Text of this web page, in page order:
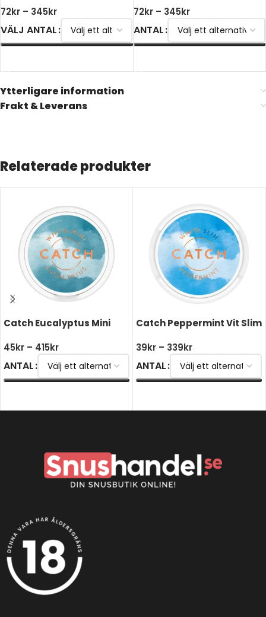
72kr – 345kr
VÄLJ ANTAL
72kr – 345kr
ANTAL
Ytterligare information
Frakt & Leverans
Relaterade produkter
Catch Eucalyptus Mini
45kr – 415kr
ANTAL
Catch Peppermint Vit Slim
39kr – 339kr
ANTAL